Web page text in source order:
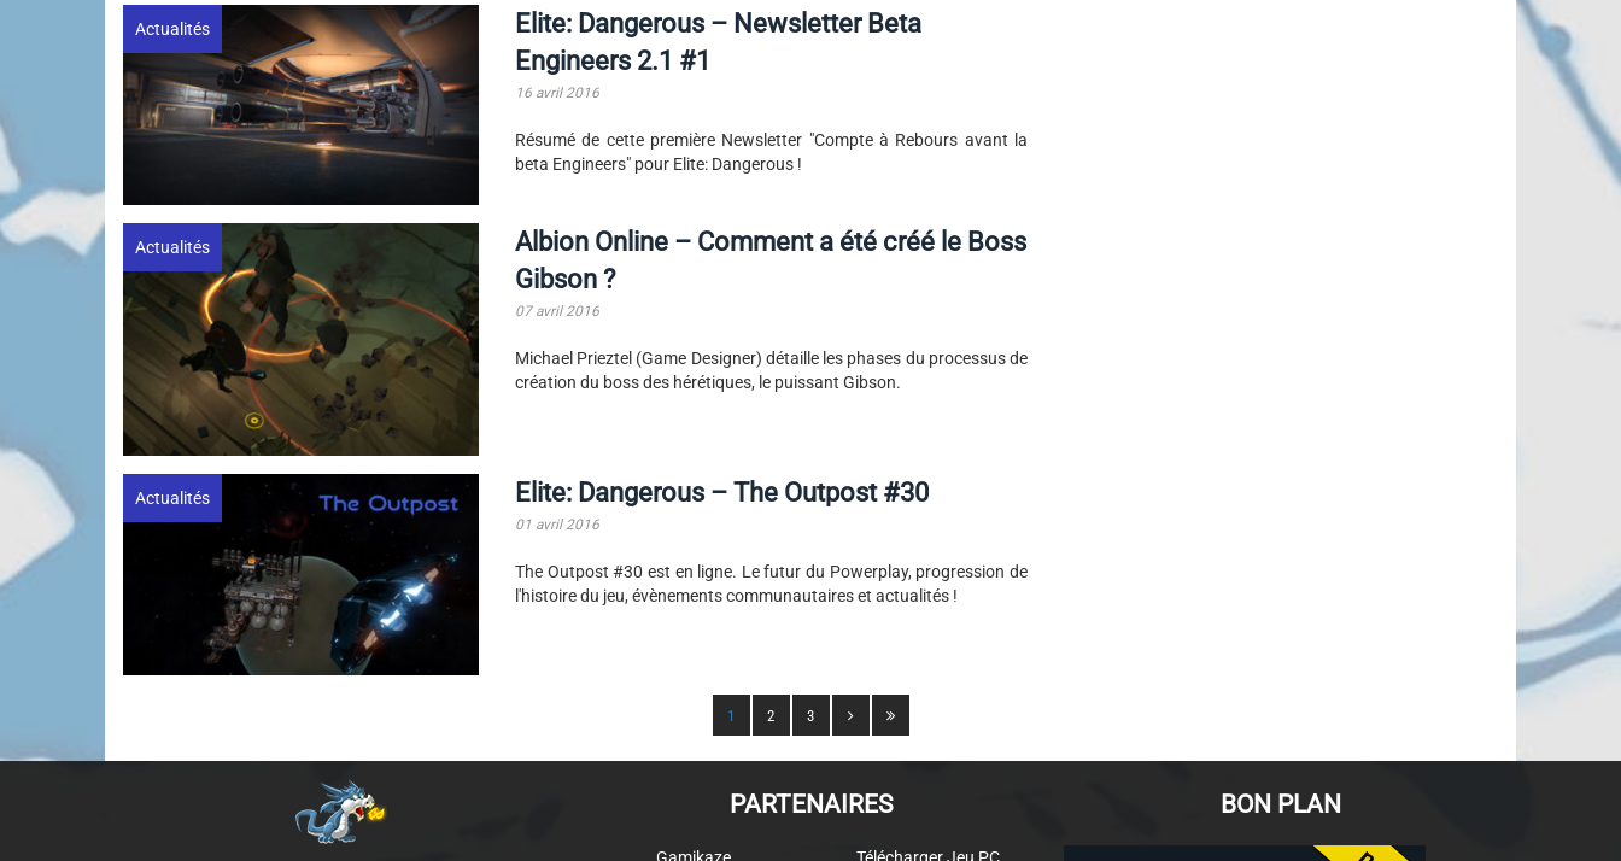
Actualités
Elite: Dangerous – Newsletter Beta
Engineers 2.1 #1
16 avril 2016
Résumé de cette première Newsletter "Compte à Rebours avant la
beta Engineers" pour Elite: Dangerous !
Actualités
Albion Online – Comment a été créé le Boss
Gibson ?
07 avril 2016
Michael Prieztel (Game Designer) détaille les phases du processus de
création du boss des hérétiques, le puissant Gibson.
Actualités Elite: Dangerous – The Outpost #30
01 avril 2016
The Outpost #30 est en ligne. Le futur du Powerplay, progression de
l'histoire du jeu, évènements communautaires et actualités !
1 2 3
PARTENAIRES
Gamikaze Télécharger Jeu PC
BON PLAN